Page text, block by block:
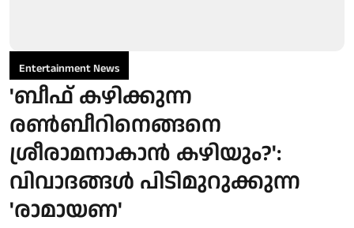
Entertainment News
'ബീഫ് കഴിക്കുന്ന
രൺബീറിനെങ്ങനെ
ശ്രീരാമനാകാൻ കഴിയും?':
വിവാദങ്ങൾ പിടിമുറുക്കുന്ന
'രാമായണ'